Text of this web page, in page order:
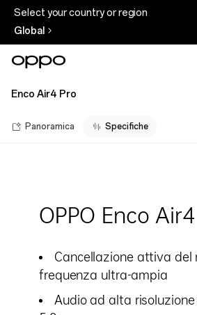
Select your country or region
Global
Enco Air4 Pro
Panoramica Specifiche
OPPO Enco
Cancellazione attiva del
frequenza ultra-ampia
Audio ad alta risoluzione